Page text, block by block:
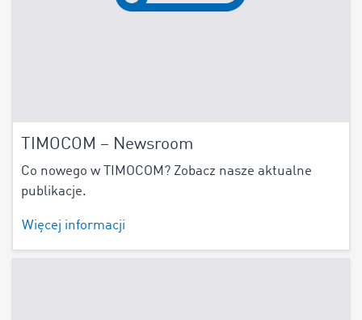
TIMOCOM – Newsroom
Co nowego w TIMOCOM? Zobacz nasze aktualne
publikacje.
Więcej informacji